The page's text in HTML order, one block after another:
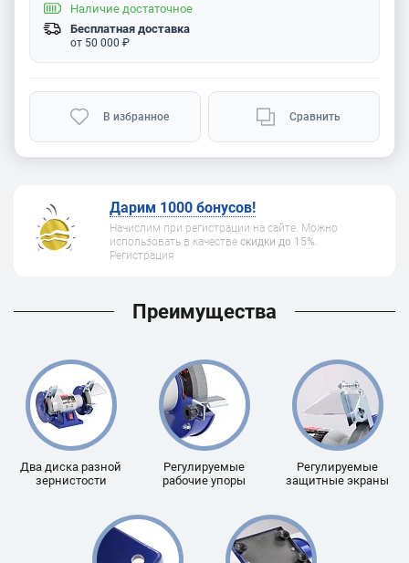
Наличие достаточное
Бесплатная доставка
от 50 000 ₽
В избранное Сравнить
Дарим 1000 бонусов!
Начислим при регистрации на сайте. Можно
использовать в качестве скидки до 15%
Регистрация
Преимущества
Два диска разной
зернистости
Регулируемые
рабочие упоры
Регулируемые
защитные экраны